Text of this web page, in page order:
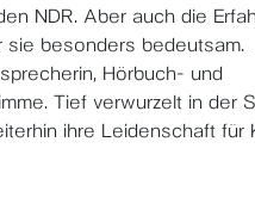
NDR. Aber auch die
sie besonders bedeutsam.
Hörbuch- und
Tief verwurzelt in der
ihre Leidenschaft für